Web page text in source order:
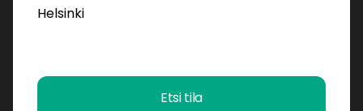
Etsi tila